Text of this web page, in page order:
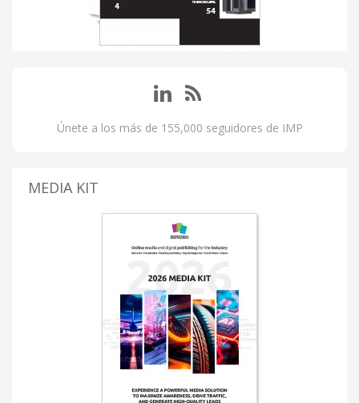
Únete a los más de 155,000 seguidores de IMP
MEDIA KIT